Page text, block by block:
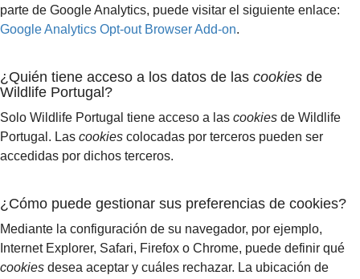
parte de Google Analytics, puede visitar el siguiente enlace:
Google Analytics Opt-out Browser Add-on.
¿Quién tiene acceso a los datos de las cookies de
Wildlife Portugal?
Solo Wildlife Portugal tiene acceso a las cookies de Wildlife
Portugal. Las cookies colocadas por terceros pueden ser
accedidas por dichos terceros.
¿Cómo puede gestionar sus preferencias de cookies?
Mediante la configuración de su navegador, por ejemplo,
Internet Explorer, Safari, Firefox o Chrome, puede definir qué
cookies desea aceptar y cuáles rechazar. La ubicación de